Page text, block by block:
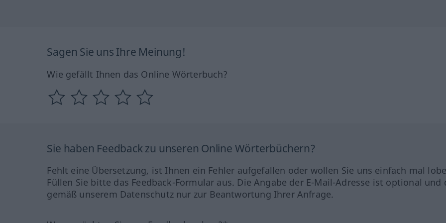
Sagen Sie uns Ihre Meinung!
Wie gefällt Ihnen das Online Wörterbuch?
Sie haben Feedback zu unseren Online Wörterbüchern?
Fehlt eine Übersetzung, ist Ihnen ein Fehler aufgefallen oder wollen Sie uns einfach mal
Füllen Sie bitte das Feedback-Formular aus. Die Angabe der E-Mail-Adresse ist optional und
gemäß unserem Datenschutz nur zur Beantwortung Ihrer Anfrage.